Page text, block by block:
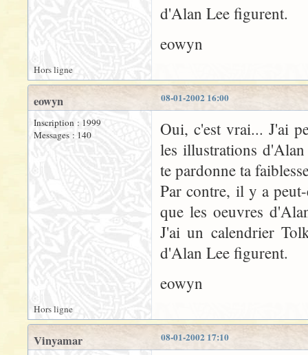
d'Alan Lee figurent.
eowyn
Hors ligne
08-01-2002 16:00
eowyn
Inscription : 1999
Messages : 140
Oui, c'est vrai... J'ai
les illustrations
te pardonne ta
Par contre, il y a
que les oeuvres
J'ai un calendrier
d'Alan Lee figurent.
eowyn
Hors ligne
08-01-2002 17:10
Vinyamar